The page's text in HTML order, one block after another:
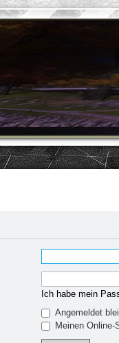
Ich habe mein
Angemeldet
Meinen